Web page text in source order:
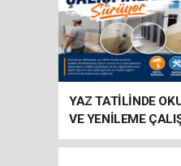
YAZ TATİLİNDE
VE YENİLEME
SÜRÜYOR